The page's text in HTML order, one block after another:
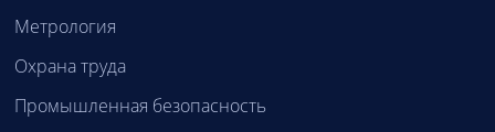
Метрология
Охрана труда
Промышленная безопасность